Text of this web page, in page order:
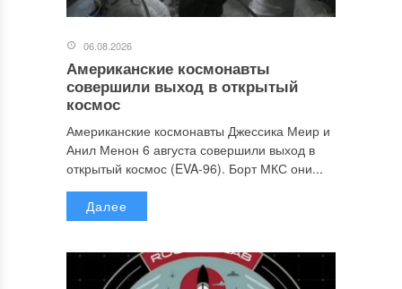
06.08.2026
Американские космонавты
совершили выход в открытый
космос
Американские космонавты Джессика Меир и
Анил Менон 6 августа совершили выход в
открытый космос (EVA-96). Борт МКС они...
Далее